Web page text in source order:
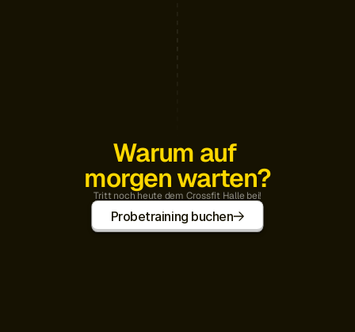
Warum auf
morgen warten?
Tritt noch heute dem Crossfit Halle bei!
Probetraining buchen